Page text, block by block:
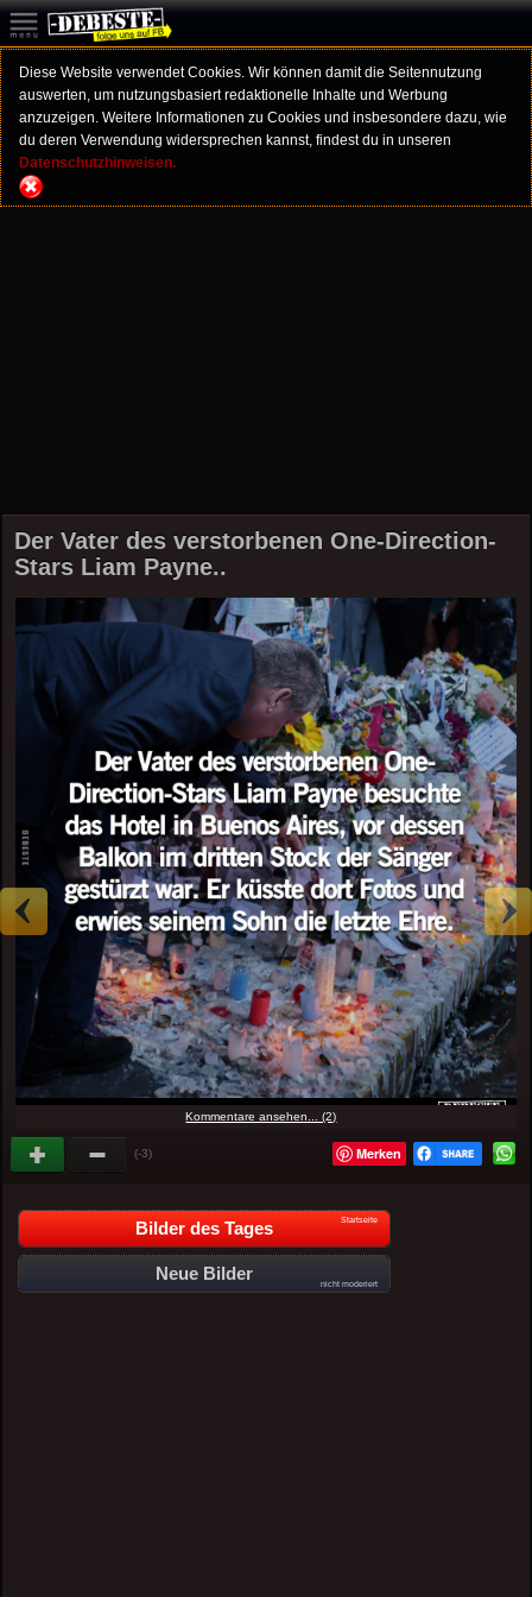
Diese Website verwendet Cookies. Wir können damit die Seitennutzung
auswerten, um nutzungsbasiert redaktionelle Inhalte und Werbung
anzuzeigen. Weitere Informationen zu Cookies und insbesondere dazu, wie
du deren Verwendung widersprechen kannst, findest du in unseren
Datenschutzhinweisen.
Der Vater des verstorbenen One-Direction-
Stars Liam Payne..
Kommentare ansehen... (2)
(-3) Merken
Bilder des Tages Startseite
Neue Bilder
nicht moderiert